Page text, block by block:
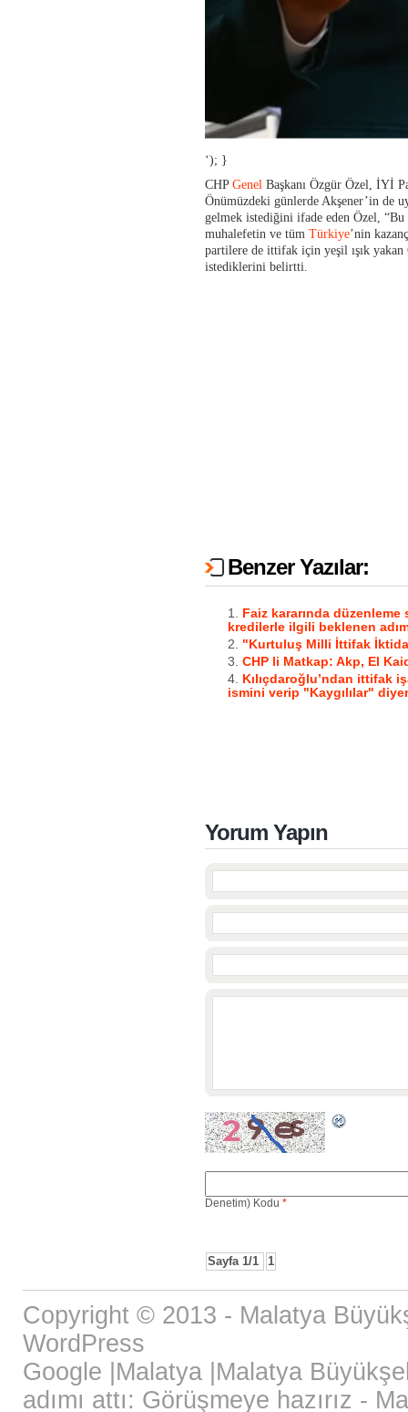
‘); }
CHP Genel Başkanı Özgür Özel, İYİ
Önümüzdeki günlerde Akşener’in de
gelmek istediğini ifade eden Özel,
muhalefetin ve tüm Türkiye’nin
partilere de ittifak için yeşil ışık
istediklerini belirtti.
Benzer Yazılar:
Faiz kararında
kredilerle ilgili beklenen
"Kurtuluş Milli İttifak
CHP li Matkap: Akp, El
Kılıçdaroğlu’ndan ittifak
ismini verip "Kaygılılar"
Yorum Yapın
Denetim) Kodu *
Sayfa 1/1 1
Copyright © 2013 - Malatya
WordPress
Google Malatya Malatya
adımı attı: Görüşmeye hazırız -